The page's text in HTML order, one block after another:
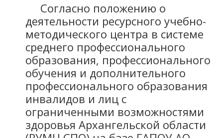
Согласно положению о
деятельности ресурсного учебно-
методического центра в системе
среднего профессионального
образования, профессионального
обучения и дополнительного
профессионального образования
инвалидов и лиц с
ограниченными возможностями
здоровья Архангельской области